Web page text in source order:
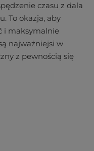
czasu z dala
To okazja, aby
i maksymalnie
najważniejsi w
z pewnością się